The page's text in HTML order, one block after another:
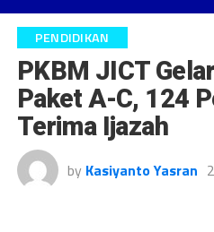
PENDIDIKAN
PKBM JICT
Paket A-C, 124
Terima Ijazah
by Kasiyanto Yasran